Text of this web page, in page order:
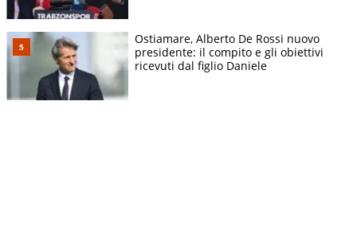
Ostiamare, Alberto De Rossi nuovo
presidente: il compito e gli obiettivi
ricevuti dal figlio Daniele